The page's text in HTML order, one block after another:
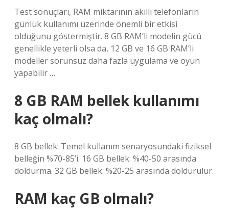
Test sonuçları, RAM miktarının akıllı telefonların
günlük kullanımı üzerinde önemli bir etkisi
olduğunu göstermiştir. 8 GB RAM’li modelin gücü
genellikle yeterli olsa da, 12 GB ve 16 GB RAM’li
modeller sorunsuz daha fazla uygulama ve oyun
yapabilir …
8 GB RAM bellek kullanımı
kaç olmalı?
8 GB bellek: Temel kullanım senaryosundaki fiziksel
belleğin %70-85’i. 16 GB bellek: %40-50 arasında
doldurma. 32 GB bellek: %20-25 arasında doldurulur.
RAM kaç GB olmalı?